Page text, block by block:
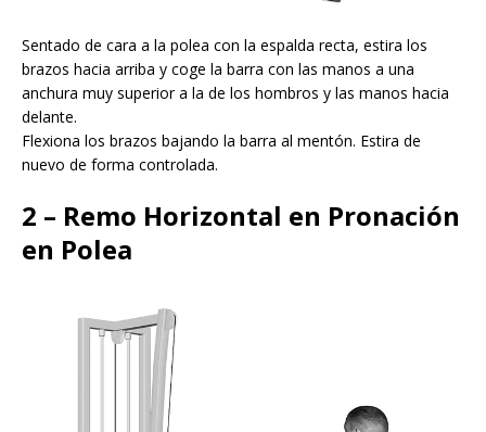
Sentado de cara a la polea con la espalda recta, estira los
brazos hacia arriba y coge la barra con las manos a una
anchura muy superior a la de los hombros y las manos hacia
delante.
Flexiona los brazos bajando la barra al mentón. Estira de
nuevo de forma controlada.
2 – Remo Horizontal en Pronación
en Polea